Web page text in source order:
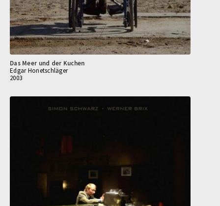
Das Meer und der Kuchen
Edgar Honetschläger
2003